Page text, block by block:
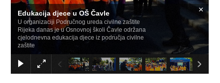
Edukacija djece u OŠ Čavle
​U organizaciji Područnog ureda civilne zaštite
Rijeka danas je u Osnovnoj školi Čavle održana
cjelodnevna edukacija djece iz područja civilne
zaštite
×